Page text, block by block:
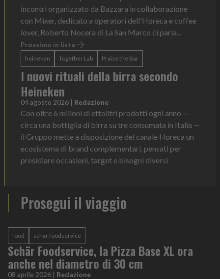
incontri organizzato da Bazzara in collaborazione
con Mixer, dedicato a operatori dell'Horeca e coffee
lover, Roberto Nocera di La San Marco ci parla...
Prossimo in lista
heineken Together Lab Praise the Bar
I nuovi rituali della birra secondo
Heineken
04 agosto 2026 | Redazione
Con oltre 6 milioni di ettolitri prodotti ogni anno —
circa una bottiglia di birra su tre consumata in Italia —
il Gruppo mette a disposizione del canale Horeca un
ecosistema di brand complementari, pensati per
presidiare occasioni, target e bisogni diversi
Prosegui il viaggio
food schär foodservice
Schär Foodservice, la Pizza Base XL ora
anche nel diametro di 30 cm
08 aprile 2026 | Redazione